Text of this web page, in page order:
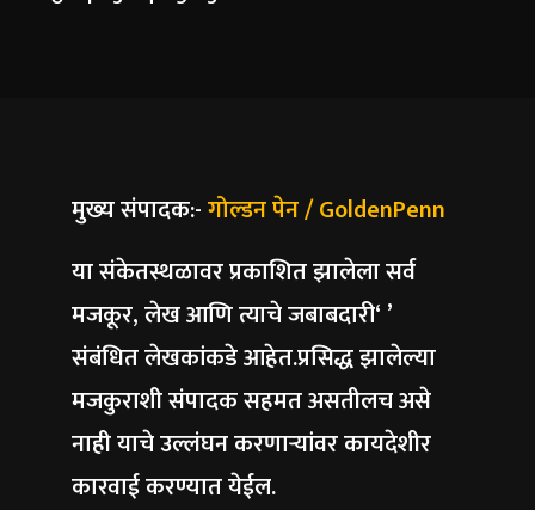
मुख्य संपादक:-गोल्डन पेन / GoldenPenn
या संकेतस्थळावर प्रकाशित झालेला सर्व
मजकूर, लेख आणि त्याचे जबाबदारी‘ ’
संबंधित लेखकांकडे आहेत.प्रसिद्ध झालेल्या
मजकुराशी संपादक सहमत असतीलच असे
नाही याचे उल्लंघन करणाऱ्यांवर कायदेशीर
कारवाई करण्यात येईल.